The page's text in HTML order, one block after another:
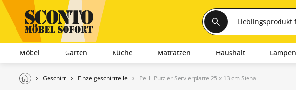
Möbel Garten Küche Matratzen Haushalt Lampen
Geschirr Einzelgeschirrteile Peill+Putzler Servierplatte 25 x 13 cm Siena